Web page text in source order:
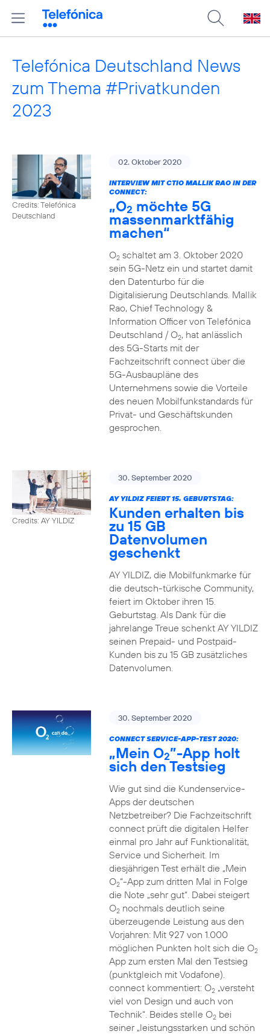
Telefónica Deutschland News
zum Thema #Privatkunden
2023
Credits: Telefónica
Deutschland
02. Oktober 2020
INTERVIEW MIT CTIO MALLIK RAO IN DER
CONNECT:
„O2 möchte 5G
massenmarktfähig
machen“
O2schaltet am 3. Oktober 2020
sein 5G-Netz ein und startet damit
den Datenturbo für die
Digitalisierung Deutschlands. Mallik
Rao, Chief Technology &
Information Officer von Telefónica
Deutschland / O2, hat anlässlich
des 5G-Starts mit der
Fachzeitschrift connect über die
5G-Ausbaupläne des
Unternehmens sowie die Vorteile
des neuen Mobilfunkstandards für
Privat- und Geschäftskunden
gesprochen.
Credits: AY YILDIZ
30. September 2020
AY YILDIZ FEIERT 15. GEBURTSTAG:
Kunden erhalten bis
zu 15 GB
Datenvolumen
geschenkt
AY YILDIZ, die Mobilfunkmarke für
die deutsch-türkische Community,
feiert im Oktober ihren 15.
Geburtstag. Als Dank für die
jahrelange Treue schenkt AY YILDIZ
seinen Prepaid- und Postpaid-
Kunden bis zu 15 GB zusätzliches
Datenvolumen.
30. September 2020
CONNECT SERVICE-APP-TEST 2020:
„Mein O2”-App holt
sich den Testsieg
Wie gut sind die Kundenservice-
Apps der deutschen
Netzbetreiber? Die Fachzeitschrift
connect prüft die digitalen Helfer
einmal pro Jahr auf Funktionalität,
Service und Sicherheit. Im
diesjährigen Test erhält die „Mein
O2“-App zum dritten Mal in Folge
die Note „sehr gut“. Dabei steigert
O2nochmals deutlich seine
überzeugende Leistung aus den
Vorjahren: Mit 927 von 1.000
möglichen Punkten holt sich die O2
App zum ersten Mal den Testsieg
(punktgleich mit Vodafone).
connect kommentiert: O2„versteht
viel von Design und auch von
Technik“. Beides stelle O2bei
seiner „leistungsstarken und schön